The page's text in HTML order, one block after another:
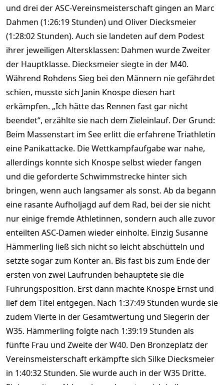
und drei der ASC-Vereinsmeisterschaft gingen an Marc
Dahmen (1:26:19 Stunden) und Oliver Diecksmeier
(1:28:02 Stunden). Auch sie landeten auf dem Podest
ihrer jeweiligen Altersklassen: Dahmen wurde Zweiter
der Hauptklasse. Diecksmeier siegte in der M40.
Während Rohdens Sieg bei den Männern nie gefährdet
schien, musste sich Janin Knospe diesen hart
erkämpfen. „Ich hätte das Rennen fast gar nicht
beendet“, erzählte sie nach dem Zieleinlauf. Der Grund:
Beim Massenstart im See erlitt die erfahrene Triathletin
eine Panikattacke. Die Wettkampfaufgabe war nahe,
allerdings konnte sich Knospe selbst wieder fangen
und die geforderte Schwimmstrecke hinter sich
bringen, wenn auch langsamer als sonst. Ab da begann
eine rasante Aufholjagd auf dem Rad, bei der sie nicht
nur einige fremde Athletinnen, sondern auch alle zuvor
enteilten ASC-Damen wieder einholte. Einzig Susanne
Hämmerling ließ sich nicht so leicht abschütteln und
setzte sogar zum Konter an. Bis fast bis zum Ende der
ersten von zwei Laufrunden behauptete sie die
Führungsposition. Erst dann machte Knospe Ernst und
lief dem Titel entgegen. Nach 1:37:49 Stunden wurde sie
zudem Vierte in der Gesamtwertung und Siegerin der
W35. Hämmerling folgte nach 1:39:19 Stunden als
fünfte Frau und Zweite der W40. Den Bronzeplatz der
Vereinsmeisterschaft erkämpfte sich Silke Diecksmeier
in 1:40:32 Stunden. Sie wurde auch in der W35 Dritte.